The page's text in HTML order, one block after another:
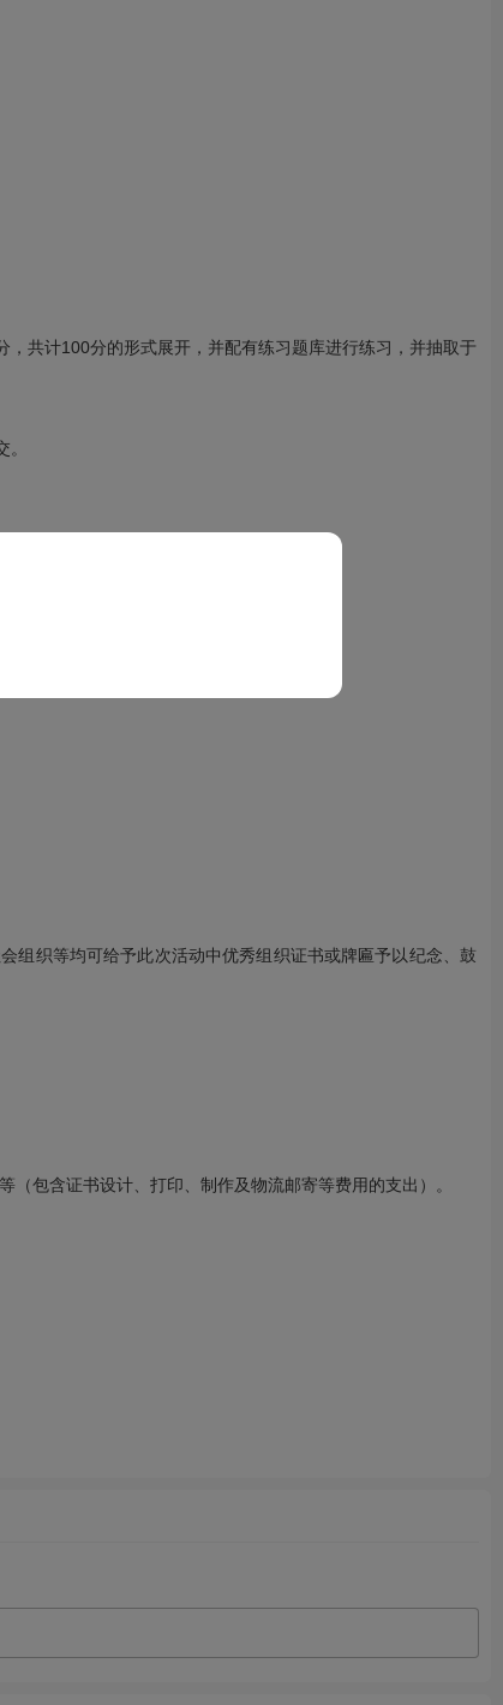
共计100分的形式展开，并配有练习题库进行练习，并抽取于
组织等均可给予此次活动中优秀组织证书或牌匾予以纪念、鼓
包含证书设计、打印、制作及物流邮寄等费用的支出）。